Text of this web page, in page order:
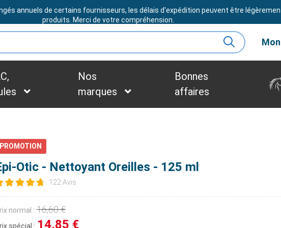
BESOIN D'ASSISTANCE ?
annuels de certains fournisseurs, les délais d'expédition peuvent être
produits. Merci de votre compréhension.
Nos
marques
Bonnes
affaires
Otic - Nettoyant Oreilles - 125 ml
122 Avis
normal : 16,60 €
spécial : 14,85 €